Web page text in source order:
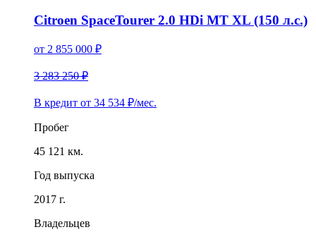
Citroen SpaceTourer 2.0 HDi МT XL (150 л.с.)
от 2 855 000 ₽
3 283 250 ₽
В кредит от 34 534 ₽/мес.
Пробег
45 121 км.
Год выпуска
2017 г.
Владельцев